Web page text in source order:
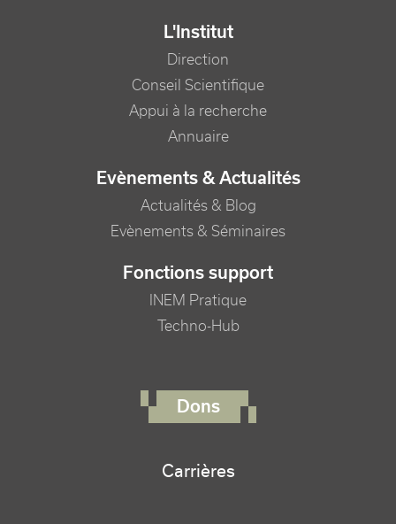
L'Institut
Direction
Conseil Scientifique
Appui à la recherche
Annuaire
Evènements & Actualités
Actualités & Blog
Evènements & Séminaires
Fonctions support
INEM Pratique
Techno-Hub
Dons
Carrières